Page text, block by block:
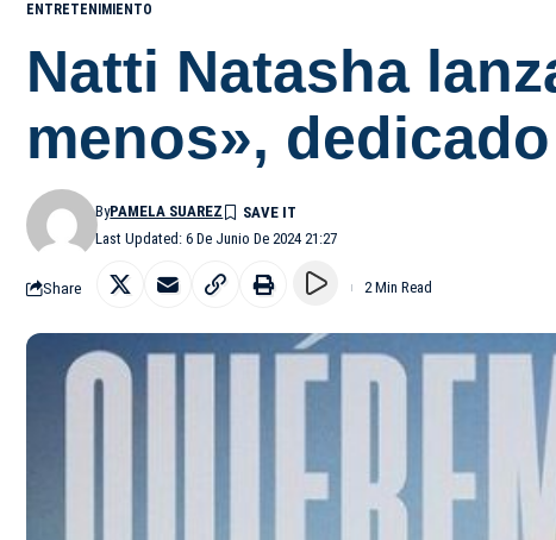
ENTRETENIMIENTO
Natti Natasha
menos»,
Last Updated: 6 De Junio De 2024 21:27
ByPAMELA SUAREZ
Share 2 Min Read